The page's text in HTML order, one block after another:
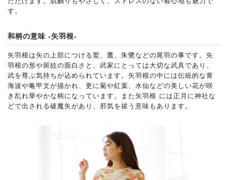
す。
和柄の意味 -矢羽根-
矢羽根は矢の上部につける鷲、鷹、朱鷺などの尾羽の事です。矢
羽根の形や斑紋の面白さと、武家にとっては大切な武具であり、
武を尊ぶ気持ちが込められています。矢羽根の中には伝統的な青
海波や亀甲文が描かれ、更に菊や紅葉、水仙などの美しい花が咲
き乱れ華やかな柄になっています。また矢羽根 には正月に神社な
どで出される破魔矢があり、邪気を祓う意味もあります。